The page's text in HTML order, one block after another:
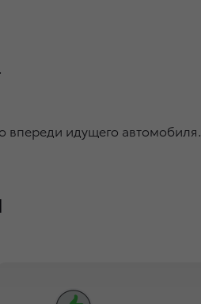
впереди идущего автомобиля.